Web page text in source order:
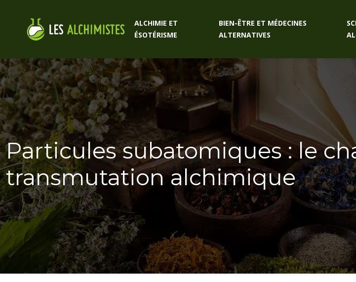
ALCHIMIE ET
ÉSOTÉRISME
BIEN-ÊTRE ET MÉDECINES
ALTERNATIVES
Particules subatomiques : le
transmutation alchimique